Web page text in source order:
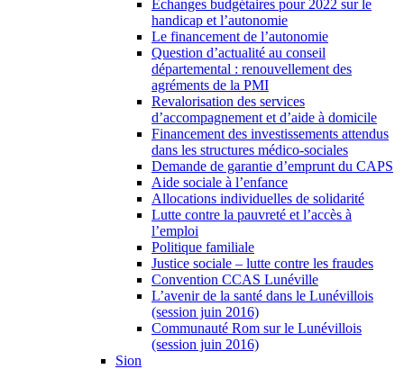
Échanges budgétaires pour 2022 sur le
handicap et l’autonomie
Le financement de l’autonomie
Question d’actualité au conseil
départemental : renouvellement des
agréments de la PMI
Revalorisation des services
d’accompagnement et d’aide à domicile
Financement des investissements attendus
dans les structures médico-sociales
Demande de garantie d’emprunt du CAPS
Aide sociale à l’enfance
Allocations individuelles de solidarité
Lutte contre la pauvreté et l’accès à
l’emploi
Politique familiale
Justice sociale – lutte contre les fraudes
Convention CCAS Lunéville
L’avenir de la santé dans le Lunévillois
(session juin 2016)
Communauté Rom sur le Lunévillois
(session juin 2016)
Sion